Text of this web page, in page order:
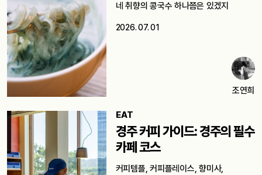
네 취향의 콩국수 하나쯤은 있겠지
2026. 07. 01
조연희
EAT
경주 커피 가이드: 경주의 필수
카페 코스
커피템플, 커피플레이스, 향미사,